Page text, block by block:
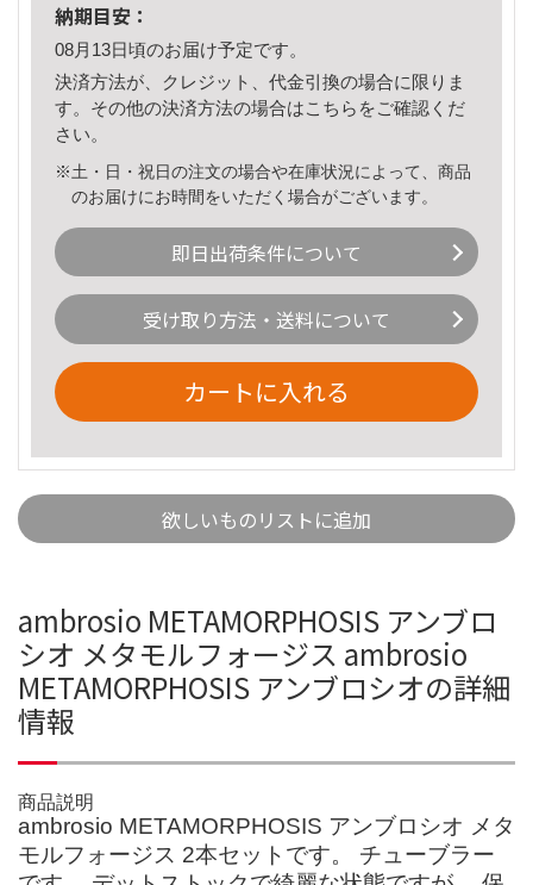
納期目安：
08月13日頃のお届け予定です。
決済方法が、クレジット、代金引換の場合に限りま
す。その他の決済方法の場合はこちら をご確認くだ
さい。
※土・日・祝日の注文の場合や在庫状況によって、商品
のお届けにお時間をいただく場合がございます。
即日出荷条件について
受け取り方法・送料について
カートに入れる
欲しいものリストに追加
ambrosio METAMORPHOSIS アンブロ
シオ メタモルフォージス ambrosio
METAMORPHOSIS アンブロシオの詳細
情報
商品説明
ambrosio METAMORPHOSIS アンブロシオ メタ
モルフォージス 2本セットです。 チューブラー